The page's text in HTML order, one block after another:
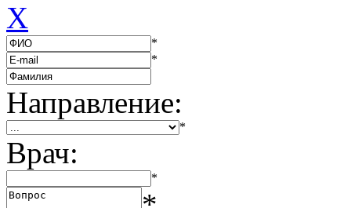
X
*
*
Направление:
*
Врач:
*